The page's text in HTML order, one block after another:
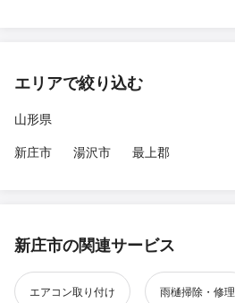
エリアで絞り込む
山形県
新庄市
湯沢市 最上郡
新庄市の関連サービス
エアコン取り付け 雨樋掃除・修理